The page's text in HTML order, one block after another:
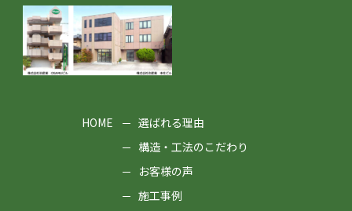
HOME
選ばれる理由
構造・工法のこだわり
お客様の声
施工事例